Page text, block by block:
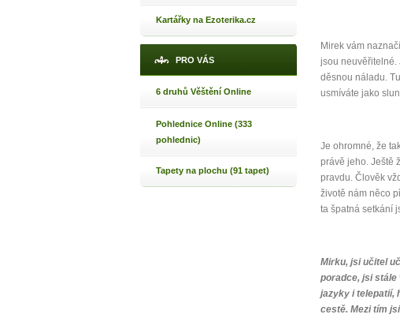
...
Jak mít více
Jak vnést do
Kartářky na Ezoterika.cz
PRO VÁS
6 druhů Věštění Online
Pohlednice Online (333
pohlednic)
Tapety na plochu (91 tapet)
Mirek vám
jsou neuvěřitelné.
děsnou náladu.
usmíváte jako
Je ohromné, že
právě jeho. Ještě
pravdu. Člověk
životě nám něco
ta špatná setkání
Mirku, jsi učitel
poradce, jsi stále
jazyky i telepatií,
cestě. Mezi tím